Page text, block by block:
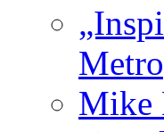
Mike